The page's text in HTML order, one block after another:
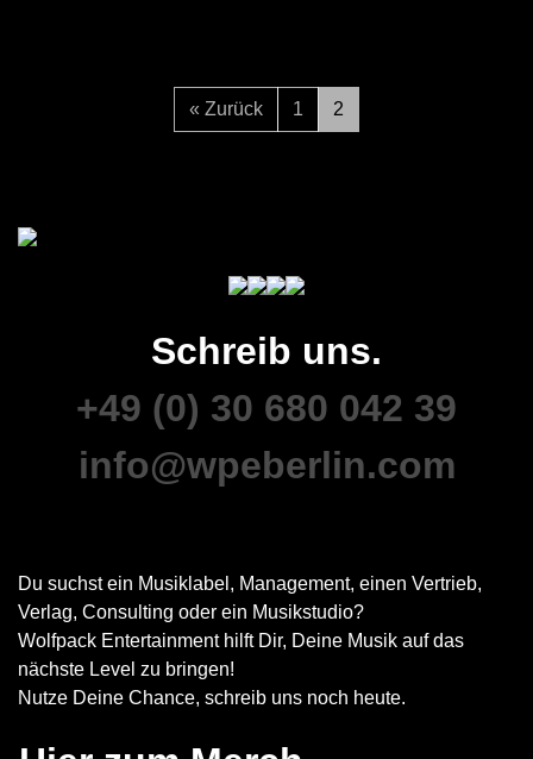
« Zurück 1 2
Schreib uns.
+49 (0) 30 680 042 39
info@wpeberlin.com
Du suchst ein Musiklabel, Management, einen Vertrieb,
Verlag, Consulting oder ein Musikstudio?
Wolfpack Entertainment hilft Dir, Deine Musik auf das
nächste Level zu bringen!
Nutze Deine Chance, schreib uns noch heute.